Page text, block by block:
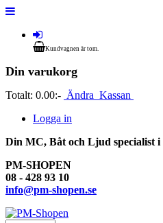
Kundvagnen är tom.
Din varukorg
Totalt: 0.00:- Ändra Kassan
Logga in
Din MC, Båt och Ljud specialist i
PM-SHOPEN
08 - 428 93 10
info@pm-shopen.se